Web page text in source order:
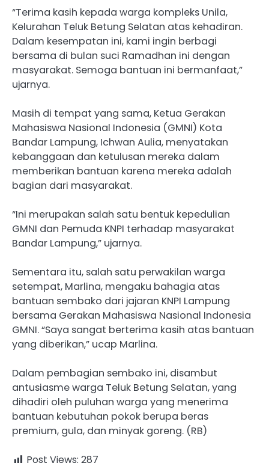
“Terima kasih kepada warga kompleks Unila,
Kelurahan Teluk Betung Selatan atas kehadiran.
Dalam kesempatan ini, kami ingin berbagi
bersama di bulan suci Ramadhan ini dengan
masyarakat. Semoga bantuan ini bermanfaat,”
ujarnya.
Masih di tempat yang sama, Ketua Gerakan
Mahasiswa Nasional Indonesia (GMNI) Kota
Bandar Lampung, Ichwan Aulia, menyatakan
kebanggaan dan ketulusan mereka dalam
memberikan bantuan karena mereka adalah
bagian dari masyarakat.
“Ini merupakan salah satu bentuk kepedulian
GMNI dan Pemuda KNPI terhadap masyarakat
Bandar Lampung,” ujarnya.
Sementara itu, salah satu perwakilan warga
setempat, Marlina, mengaku bahagia atas
bantuan sembako dari jajaran KNPI Lampung
bersama Gerakan Mahasiswa Nasional Indonesia
GMNI. “Saya sangat berterima kasih atas bantuan
yang diberikan,” ucap Marlina.
Dalam pembagian sembako ini, disambut
antusiasme warga Teluk Betung Selatan, yang
dihadiri oleh puluhan warga yang menerima
bantuan kebutuhan pokok berupa beras
premium, gula, dan minyak goreng. (RB)
Post Views: 287